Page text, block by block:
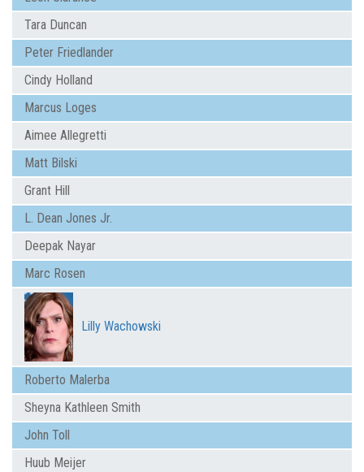
Tara Duncan
Peter Friedlander
Cindy Holland
Marcus Loges
Aimee Allegretti
Matt Bilski
Grant Hill
L. Dean Jones Jr.
Deepak Nayar
Marc Rosen
Lilly Wachowski
Roberto Malerba
Sheyna Kathleen Smith
John Toll
Huub Meijer